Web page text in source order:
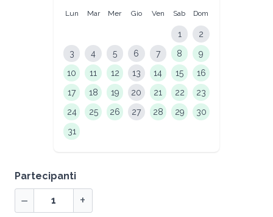
Lun Mar Mer Gio Ven Sab Dom
1
2
3
4 5 6 7 8
9
10
11 12 13 14 15
16
17
18 19 20 21 22
23
24
25 26 27 28 29
30
31
Partecipanti
− +